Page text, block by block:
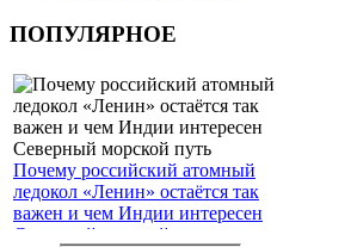
ПОПУЛЯРНОЕ
Почему российский атомный
ледокол «Ленин» остаётся так
важен и чем Индии интересен
Северный морской путь